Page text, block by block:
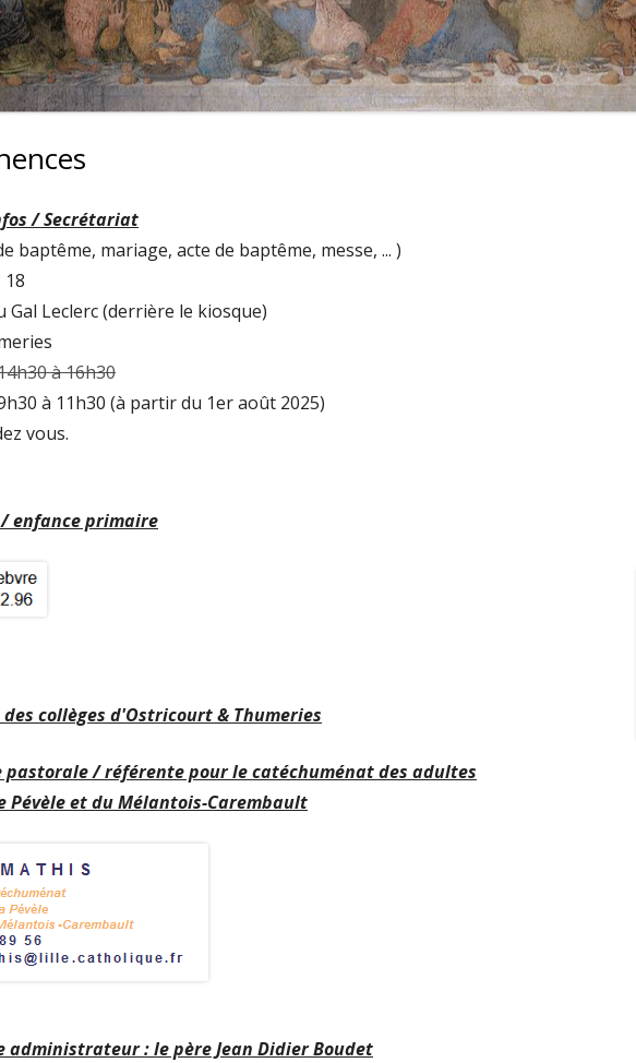
PAROISSE DES SAINTS APÔTRES
/ Secrétariat
baptême, mariage, acte de baptême, messe, ... )
18
Gal Leclerc (derrière le kiosque)
à 16h30
à 11h30 (à partir du 1er août 2025)
vous.
/ enfance primaire
collèges d'Ostricourt & Thumeries
pastorale / référente pour le catéchuménat des adultes
Pévèle et du Mélantois-Carembault
administrateur : le père Jean Didier Boudet